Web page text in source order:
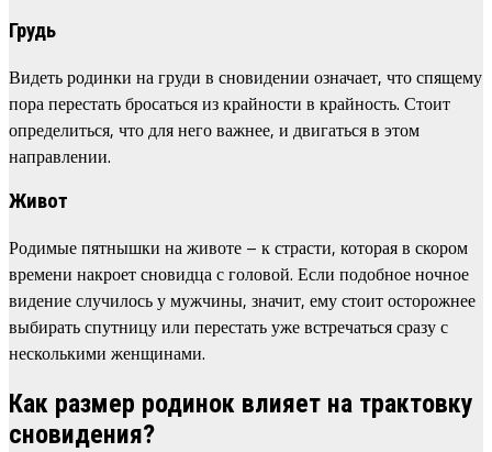
Грудь
Видеть родинки на груди в сновидении означает, что спящему
пора перестать бросаться из крайности в крайность. Стоит
определиться, что для него важнее, и двигаться в этом
направлении.
Живот
Родимые пятнышки на животе – к страсти, которая в скором
времени накроет сновидца с головой. Если подобное ночное
видение случилось у мужчины, значит, ему стоит осторожнее
выбирать спутницу или перестать уже встречаться сразу с
несколькими женщинами.
Как размер родинок влияет на трактовку
сновидения?